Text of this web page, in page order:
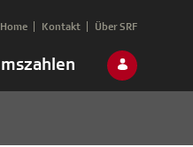
Home Kontakt Über SRF